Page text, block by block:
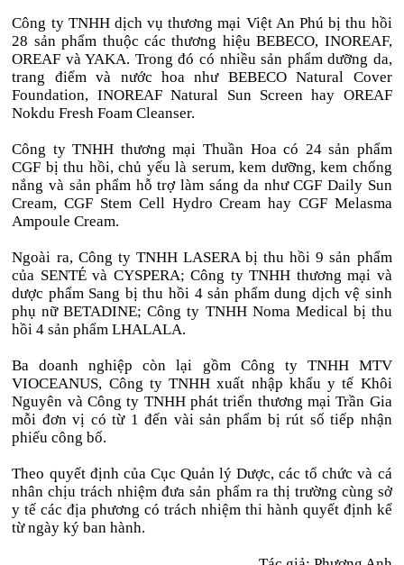
Công ty TNHH dịch vụ thương mại Việt An Phú bị thu hồi
28 sản phẩm thuộc các thương hiệu BEBECO, INOREAF,
OREAF và YAKA. Trong đó có nhiều sản phẩm dưỡng da,
trang điểm và nước hoa như BEBECO Natural Cover
Foundation, INOREAF Natural Sun Screen hay OREAF
Nokdu Fresh Foam Cleanser.
Công ty TNHH thương mại Thuần Hoa có 24 sản phẩm
CGF bị thu hồi, chủ yếu là serum, kem dưỡng, kem chống
nắng và sản phẩm hỗ trợ làm sáng da như CGF Daily Sun
Cream, CGF Stem Cell Hydro Cream hay CGF Melasma
Ampoule Cream.
Ngoài ra, Công ty TNHH LASERA bị thu hồi 9 sản phẩm
của SENTÉ và CYSPERA; Công ty TNHH thương mại và
dược phẩm Sang bị thu hồi 4 sản phẩm dung dịch vệ sinh
phụ nữ BETADINE; Công ty TNHH Noma Medical bị thu
hồi 4 sản phẩm LHALALA.
Ba doanh nghiệp còn lại gồm Công ty TNHH MTV
VIOCEANUS, Công ty TNHH xuất nhập khẩu y tế Khôi
Nguyên và Công ty TNHH phát triển thương mại Trần Gia
mỗi đơn vị có từ 1 đến vài sản phẩm bị rút số tiếp nhận
phiếu công bố.
Theo quyết định của Cục Quản lý Dược, các tổ chức và cá
nhân chịu trách nhiệm đưa sản phẩm ra thị trường cùng sở
y tế các địa phương có trách nhiệm thi hành quyết định kể
từ ngày ký ban hành.